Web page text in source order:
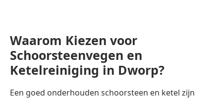
Waarom Kiezen voor
Schoorsteenvegen en
Ketelreiniging in Dworp?
Een goed onderhouden schoorsteen en ketel zijn